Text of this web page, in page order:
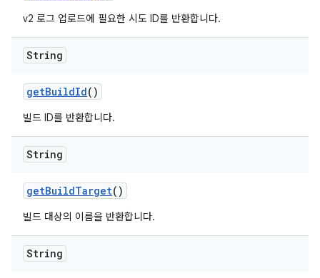
v2 로그 업로드에 필요한 시도 ID를 반환합니다.
String
getBuildId()
빌드 ID를 반환합니다.
String
getBuildTarget()
빌드 대상의 이름을 반환합니다.
String